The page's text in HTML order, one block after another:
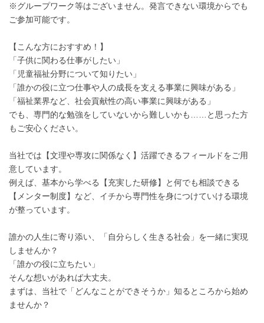
※グループワーク等はございません。発言できない環境からでも
ご参加可能です。
【こんな方におすすめ！】
「子供に関わる仕事がしたい」
「児童福祉分野について知りたい」
「誰かの役に立つ仕事や人の成長を支える事業に興味がある」
「福祉業界など、社会貢献性の高い事業に興味がある」
でも、専門的な勉強をしていないから難しいかも……と思った方
もご安心ください。
当社では【文理や専攻に関係なく】活躍できるフィールドをご用
意しています。
例えば、基本から学べる【充実した研修】と何でも相談できる
【メンター制度】など、イチから専門性を身につけていける環境
が整っています。
誰かの人生に寄り添い、「自分らしく生きる社会」を一緒に実現
しませんか？
「誰かの役に立ちたい」
そんな想いがあれば大丈夫。
まずは、当社で「どんなことができそうか」知るところから始め
ませんか？